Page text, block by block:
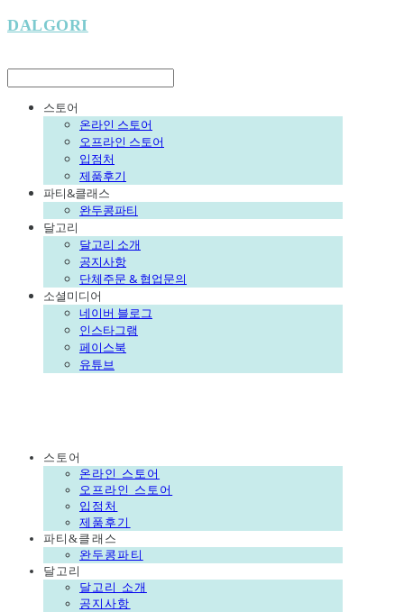
DALGORI
스토어
온라인 스토어
오프라인 스토어
입점처
제품후기
파티&클래스
완두콩파티
달고리
달고리 소개
공지사항
단체주문 & 협업문의
소셜미디어
네이버 블로그
인스타그램
페이스북
유튜브
스토어
온라인 스토어
오프라인 스토어
입점처
제품후기
파티&클래스
완두콩파티
달고리
달고리 소개
공지사항